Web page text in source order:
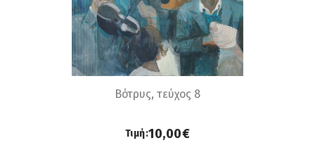
Βότρυς, τεύχος 8
Τιμή:10,00€